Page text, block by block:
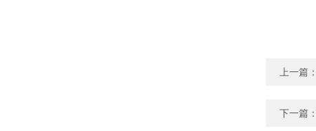
上一篇：
下一篇：